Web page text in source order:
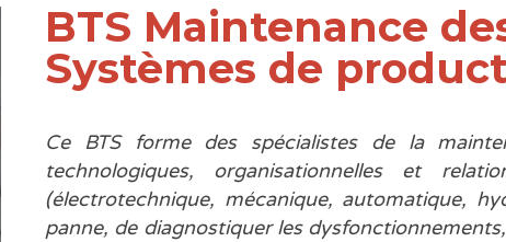
BTS Maintenance
Systèmes de
Ce BTS forme des spécialistes de la
technologiques, organisationnelles et
(électrotechnique, mécanique, automatique,
panne, de diagnostiquer les